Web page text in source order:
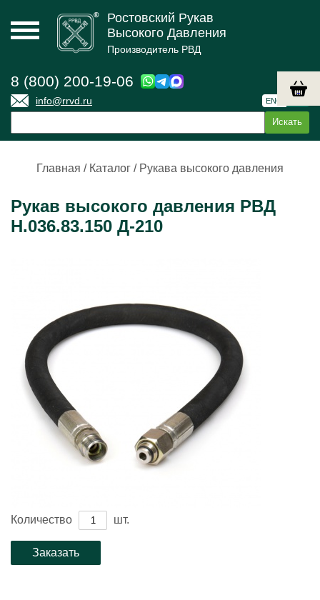
Ростовский Рукав
Высокого Давления
Производитель РВД
8 (800) 200-19-06
info@rrvd.ru ENG
Главная / Каталог / Рукава высокого давления
Рукав высокого давления РВД
Н.036.83.150 Д-210
Количество шт.